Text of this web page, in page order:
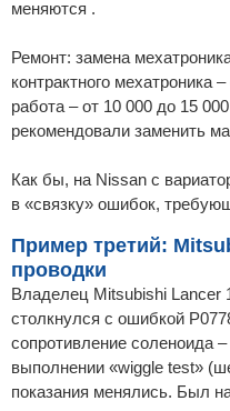
меняются .
Ремонт: замена
контрактного мехатроника
работа – от 10 000 до 15
рекомендовали заменить
Как бы, на Nissan с
в «связку» ошибок,
Пример третий:
проводки
Владелец Mitsubishi Lancer
столкнулся с ошибкой
сопротивление соленоида
выполнении «wiggle test»
показания менялись. Был